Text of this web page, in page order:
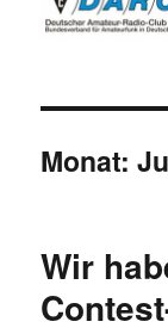
Monat:
Wir